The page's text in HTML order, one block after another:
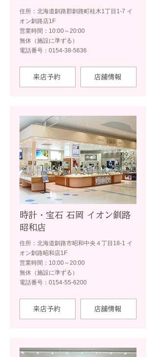
住所：北海道釧路郡釧路町桂木1丁目1-7 イ
オン釧路店1F
営業時間：10:00～20:00
無休（施設に準ずる）
電話番号：0154-38-5636
来店予約 店舗情報
時計・宝石 石岡 イオン釧路
昭和店
住所：北海道釧路市昭和中央４丁目18-1 イ
オン釧路昭和店1F
営業時間：10:00～20:00
無休（施設に準ずる）
電話番号：0154-55-6200
来店予約 店舗情報